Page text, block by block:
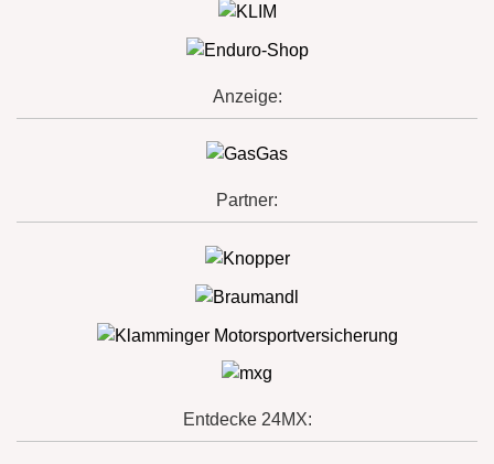
Anzeige:
Partner:
Entdecke 24MX: